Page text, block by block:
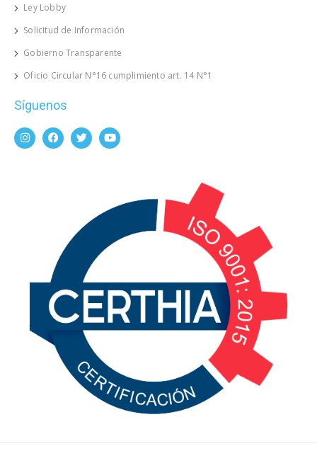
Ley Lobby
Solicitud de Información
Gobierno Transparente
Oficio Circular N°16 cumplimiento art. 14 N°1
Síguenos